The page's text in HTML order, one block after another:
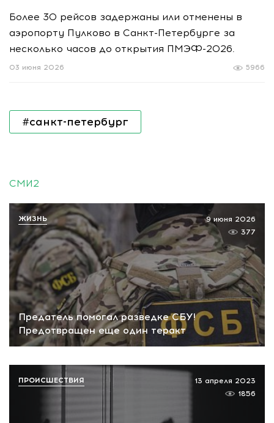
Более 30 рейсов задержаны или отменены в
аэропорту Пулково в Санкт-Петербурге за
несколько часов до открытия ПМЭФ-2026.
5966
03 июня 2026
#санкт-петербург
СМИ2
Предатель помогал разведке СБУ!
Предотвращен еще один теракт
9 июня 2026
377
ЖИЗНЬ
13 апреля 2023
1856
ПРОИСШЕСТВИЯ